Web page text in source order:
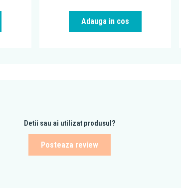
Adauga in cos
Detii sau ai utilizat produsul?
Posteaza review